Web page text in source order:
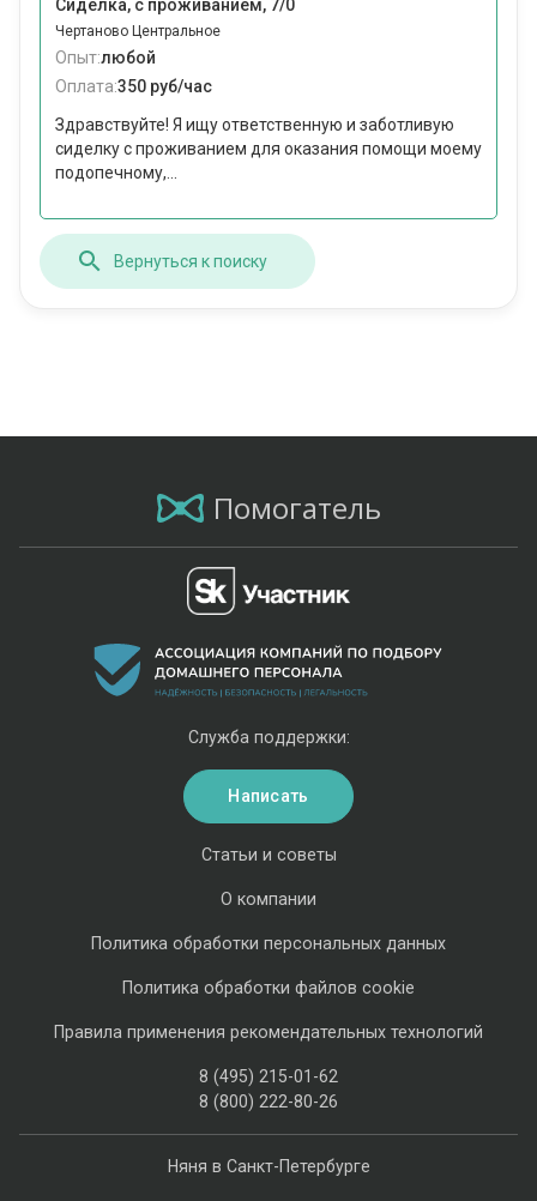
Сиделка, с проживанием, 7/0
Чертаново Центральное
Опыт:любой
Оплата:350 руб/час
Здравствуйте! Я ищу ответственную и заботливую
сиделку с проживанием для оказания помощи моему
подопечному,...
Вернуться к поиску
Помогатель
Няня в Санкт-Петербурге
Статьи и советы
О компании
Политика обработки персональных данных
Политика обработки файлов cookie
Правила применения рекомендательных технологий
8 (495) 215-01-62
8 (800) 222-80-26
Служба поддержки:
Написать